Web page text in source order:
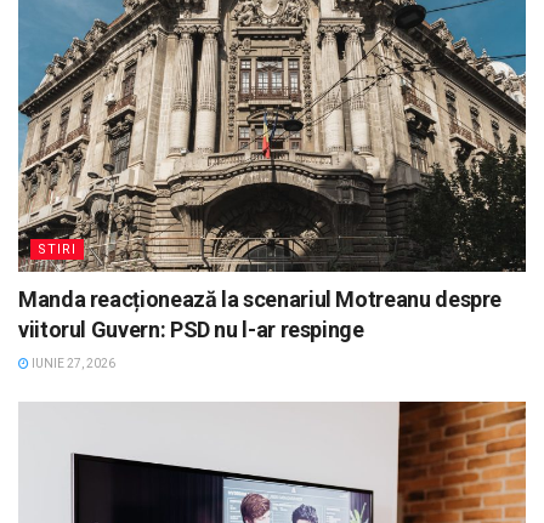
STIRI
Manda reacționează la scenariul Motreanu despre
viitorul Guvern: PSD nu l-ar respinge
IUNIE 27, 2026